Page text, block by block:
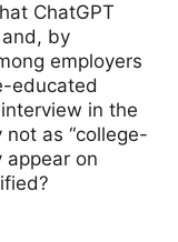
ChatGPT
by
employers
educated
in the
not as “college-
appear on